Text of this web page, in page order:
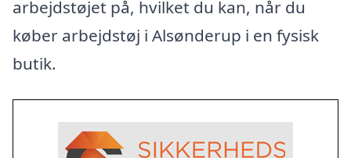
arbejdstøjet på, hvilket du kan, når du
køber arbejdstøj i Alsønderup i en fysisk
butik.